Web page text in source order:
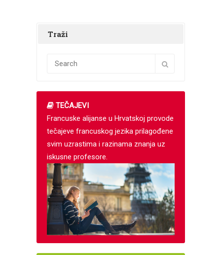
Traži
TEČAJEVI
Francuske alijanse u Hrvatskoj provode
tečajeve francuskog jezika prilagođene
svim uzrastima i razinama znanja uz
iskusne profesore.